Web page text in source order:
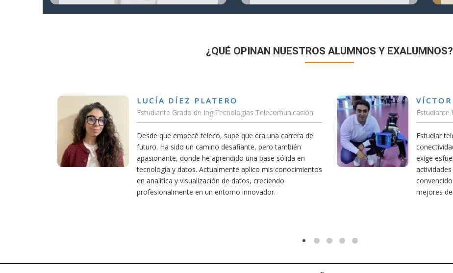
¿QUÉ OPINAN NUESTROS ALUMNOS Y EXALUMNOS?
DÍEZ PLATERO
Grado de Ing.Tecnologías Telecomunicación
empecé teleco, supe que era una carrera de
sido un camino desafiante, pero también
donde he aprendido una base sólida en
y datos. Actualmente aplico mis conocimientos
VÍCTOR SÁNCHEZ VALENCIA
Estudiante Doble Grado Teleco-ADE
Estudiar teleco me ha permitido comprender cómo la
conectividad afecta nuestra vida diaria. Aunque la carrera
exige esfuerzo, he dedicado parte de mi tiempo a otras
actividades como el salvamento y socorrismo. Estoy
convencido de que elegir teleco ha sido una de las
mejores decisiones que he tomado.